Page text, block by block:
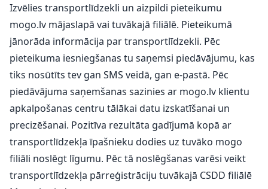
Izvēlies transportlīdzekli un aizpildi pieteikumu
mogo.lv mājaslapā vai tuvākajā filiālē. Pieteikumā
jānorāda informācija par transportlīdzekli. Pēc
pieteikuma iesniegšanas tu saņemsi piedāvājumu, kas
tiks nosūtīts tev gan SMS veidā, gan e-pastā. Pēc
piedāvājuma saņemšanas sazinies ar mogo.lv klientu
apkalpošanas centru tālākai datu izskatīšanai un
precizēšanai. Pozitīva rezultāta gadījumā kopā ar
transportlīdzekļa īpašnieku dodies uz tuvāko mogo
filiāli noslēgt līgumu. Pēc tā noslēgšanas varēsi veikt
transportlīdzekļa pārreģistrāciju tuvākajā CSDD filiālē